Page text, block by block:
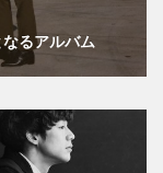
るアルバム